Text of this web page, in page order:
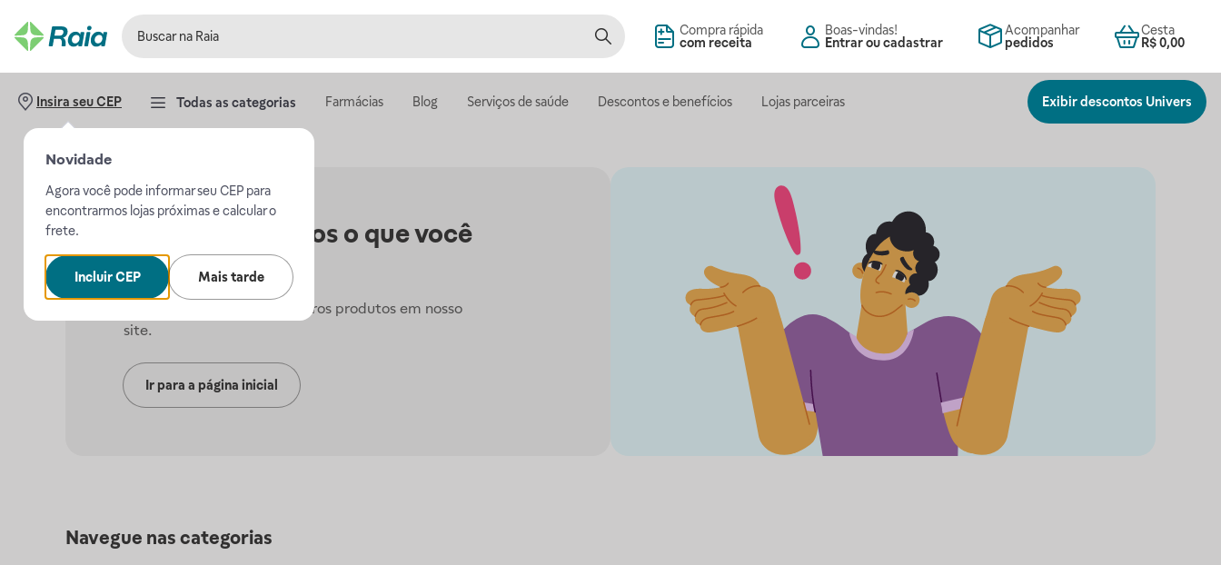
Compra rápida
com receita
Boas-vindas!
Entrar ou cadastrar
Acompanhar
pedidos
Cesta
R$ 0,00
Insira seu CEP
Novidade
Agora você pode informar seu CEP para
encontrarmos lojas próximas e calcular o
frete.
Incluir CEP Mais tarde
Todas as categorias Farmácias Blog Serviços de saúde Descontos e benefícios Lojas parceiras Exibir descontos Univers
Não encontramos o que você
procurava.
Mas, você pode conferir outros produtos em nosso
site.
Ir para a página inicial
Navegue nas categorias